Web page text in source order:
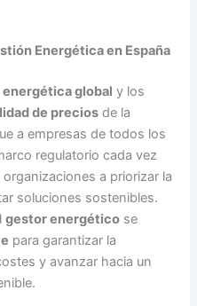
Energética en España
global y los
de precios de la
a empresas de todos los
regulatorio cada vez
a priorizar la
soluciones sostenibles.
gestor energético se
para garantizar la
y avanzar hacia un